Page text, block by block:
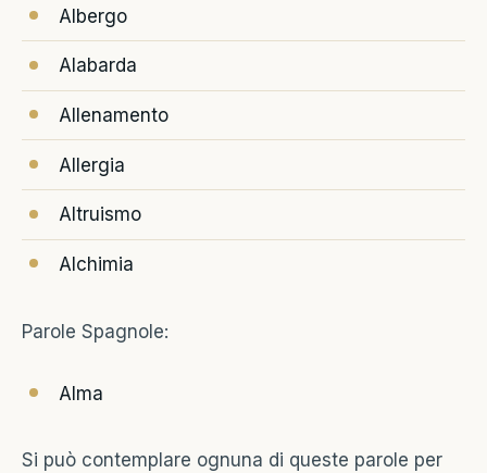
Albergo
Alabarda
Allenamento
Allergia
Altruismo
Alchimia
Parole Spagnole:
Alma
Si può contemplare ognuna di queste parole per